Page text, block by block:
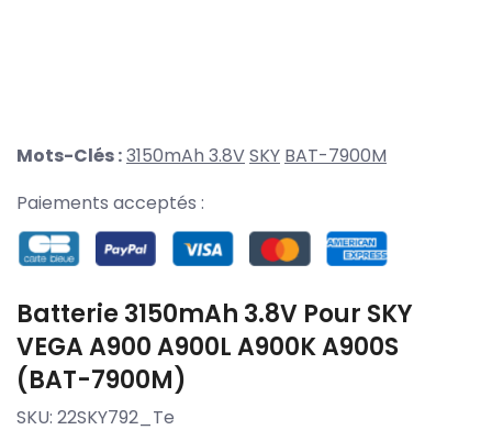
Mots-Clés :3150mAh 3.8VSKY BAT-7900M
Paiements acceptés :
Batterie 3150mAh 3.8V Pour SKY
VEGA A900 A900L A900K A900S
(BAT-7900M)
SKU: 22SKY792_Te